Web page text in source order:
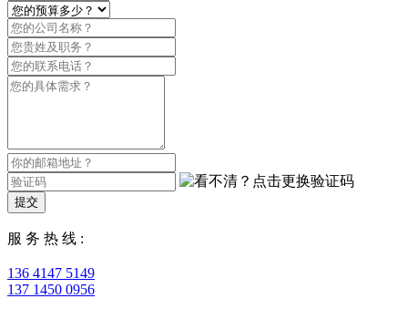
提交
服 务 热 线 :
136 4147 5149
137 1450 0956